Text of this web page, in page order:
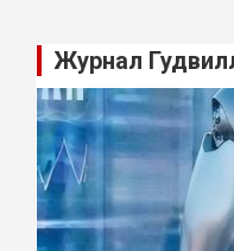
записям
Журнал